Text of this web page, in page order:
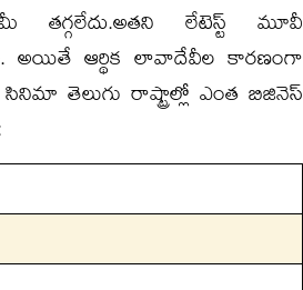
లేటెస్ట్ మూవీ
అయితే ఆర్థిక లావాదేవీల కారణంగా
తెలుగు రాష్ట్రాల్లో ఎంత బిజినెస్